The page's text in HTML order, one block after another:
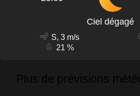
Ciel dégagé
S, 3 m/s
21 %
Plus de prévisions